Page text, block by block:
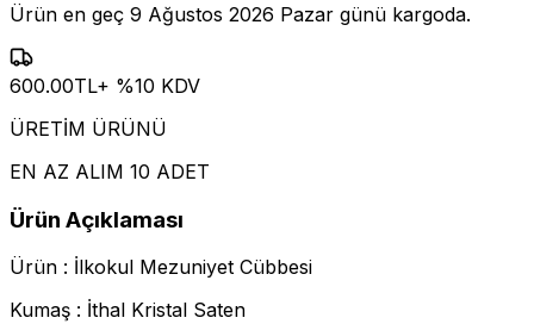
Ürün en geç 9 Ağustos 2026 Pazar günü kargoda.
600.00TL+ %10 KDV
ÜRETİM ÜRÜNÜ
EN AZ ALIM 10 ADET
Ürün Açıklaması
Ürün : İlkokul Mezuniyet Cübbesi
Kumaş : İthal Kristal Saten